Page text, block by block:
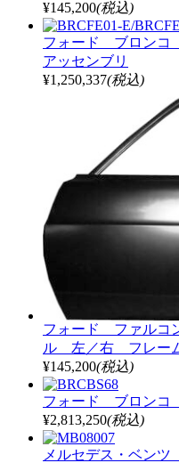
¥145,200(税込)
フォード ブロンコ
アッセンブリ
¥1,250,337(税込)
フォード ファル
ル 左／右 フレー
¥145,200(税込)
フォード ブロンコ
¥2,813,250(税込)
メルセデス・ベン